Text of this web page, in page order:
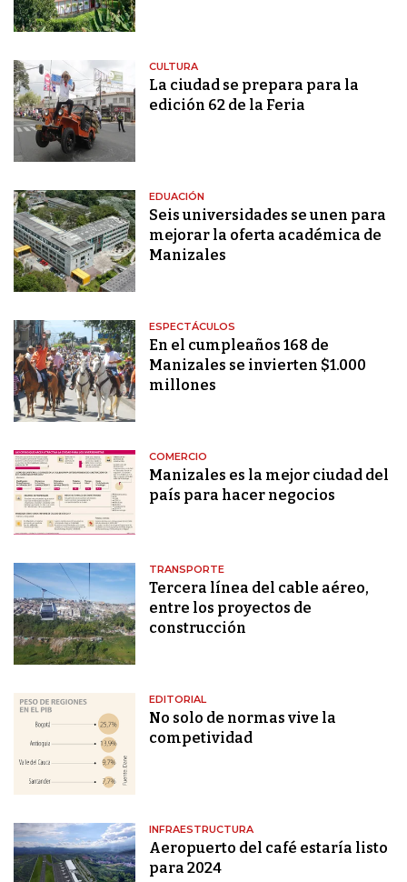
CULTURA
La ciudad se prepara para la
edición 62 de la Feria
EDUACIÓN
Seis universidades se unen para
mejorar la oferta académica de
Manizales
ESPECTÁCULOS
En el cumpleaños 168 de
Manizales se invierten $1.000
millones
COMERCIO
Manizales es la mejor ciudad del
país para hacer negocios
TRANSPORTE
Tercera línea del cable aéreo,
entre los proyectos de
construcción
EDITORIAL
No solo de normas vive la
competividad
INFRAESTRUCTURA
Aeropuerto del café estaría listo
para 2024